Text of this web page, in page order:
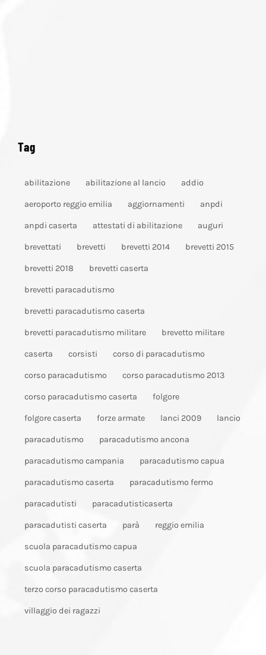
Tag
abilitazione abilitazione al lancio addio
aeroporto reggio emilia aggiornamenti anpdi
anpdi caserta attestati di abilitazione auguri
brevettati brevetti brevetti 2014 brevetti 2015
brevetti 2018 brevetti caserta
brevetti paracadutismo
brevetti paracadutismo caserta
brevetti paracadutismo militare brevetto militare
caserta corsisti corso di paracadutismo
corso paracadutismo corso paracadutismo 2013
corso paracadutismo caserta folgore
folgore caserta forze armate lanci 2009 lancio
paracadutismo paracadutismo ancona
paracadutismo campania paracadutismo capua
paracadutismo caserta paracadutismo fermo
paracadutisti paracadutisticaserta
paracadutisti caserta parà reggio emilia
scuola paracadutismo capua
scuola paracadutismo caserta
terzo corso paracadutismo caserta
villaggio dei ragazzi